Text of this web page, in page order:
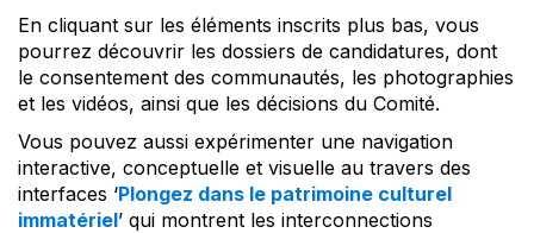
En cliquant sur les éléments inscrits plus bas, vous
pourrez découvrir les dossiers de candidatures, dont
le consentement des communautés, les photographies
et les vidéos, ainsi que les décisions du Comité.
Vous pouvez aussi expérimenter une navigation
interactive, conceptuelle et visuelle au travers des
interfaces ‘Plongez dans le patrimoine culturel
immatériel’ qui montrent les interconnections